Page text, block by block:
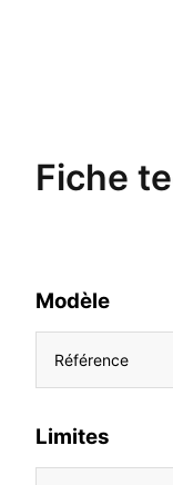
Fiche
Modèle
Référence
Limites